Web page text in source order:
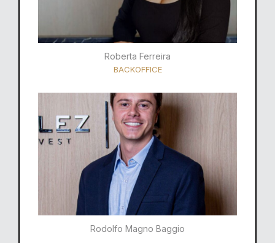
Roberta Ferreira
BACKOFFICE
Rodolfo Magno Baggio​​